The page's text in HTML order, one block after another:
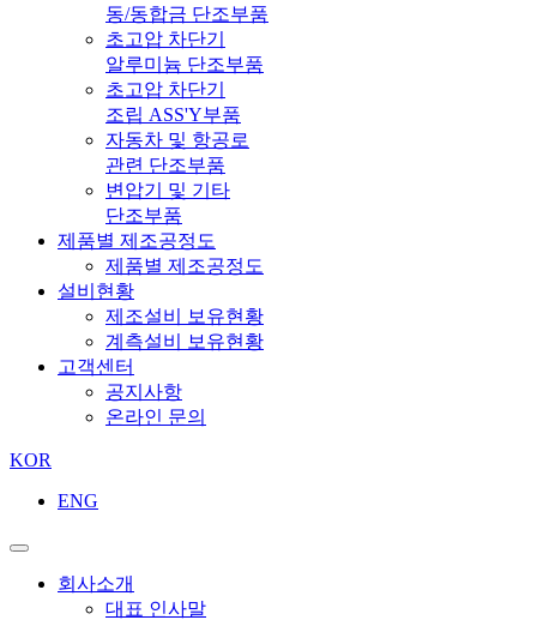
동/동합금 단조부품
초고압 차단기
알루미늄 단조부품
초고압 차단기
조립 ASS'Y부품
자동차 및 항공로
관련 단조부품
변압기 및 기타
단조부품
제품별 제조공정도
제품별 제조공정도
설비현황
제조설비 보유현황
계측설비 보유현황
고객센터
공지사항
온라인 문의
KOR
ENG
회사소개
대표 인사말